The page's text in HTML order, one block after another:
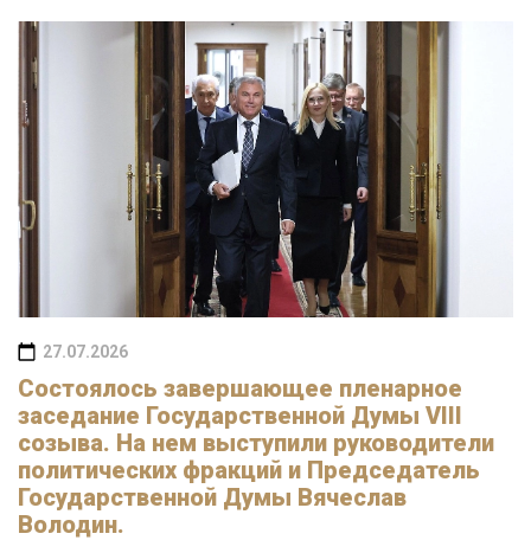
27.07.2026
Состоялось завершающее пленарное
заседание Государственной Думы VIII
созыва. На нем выступили руководители
политических фракций и Председатель
Государственной Думы Вячеслав
Володин.